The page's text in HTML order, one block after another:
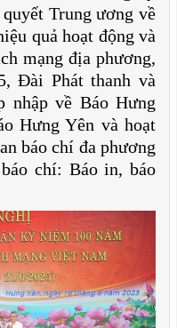
Trung ương về
quả hoạt động và
mạng địa phương,
Đài Phát thanh và
nhập về Báo Hưng
Hưng Yên và hoạt
báo chí đa phương
chí: Báo in, báo